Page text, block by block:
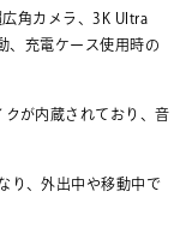
角カメラ、3K Ultra
、充電ケース使用時の
が内蔵されており、音
り、外出中や移動中で